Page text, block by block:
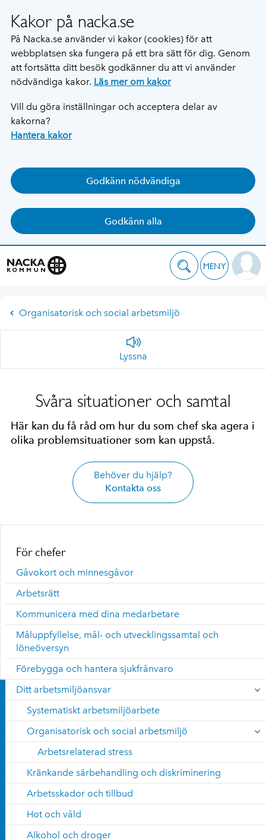
Kakor på nacka.se
På Nacka.se använder vi kakor (cookies) för att
webbplatsen ska fungera på ett bra sätt för dig. Genom
att fortsätta ditt besök godkänner du att vi använder
nödvändiga kakor. Läs mer om kakor
Vill du göra inställningar och acceptera delar av
kakorna?
Hantera kakor
Godkänn nödvändiga
Godkänn alla
MENY
Organisatorisk och social arbetsmiljö
Lyssna
Svåra situationer och samtal
Här kan du få råd om hur du som chef ska agera i
olika problemsituationer som kan uppstå.
Behöver du hjälp?
Kontakta oss
För chefer
Gåvokort och minnesgåvor
Arbetsrätt
Kommunicera med dina medarbetare
Måluppfyllelse, mål- och utvecklingssamtal och
löneöversyn
Förebygga och hantera sjukfrånvaro
Ditt arbetsmiljöansvar
Systematiskt arbetsmiljöarbete
Organisatorisk och social arbetsmiljö
Arbetsrelaterad stress
Kränkande särbehandling och diskriminering
Arbetsskador och tillbud
Hot och våld
Alkohol och droger